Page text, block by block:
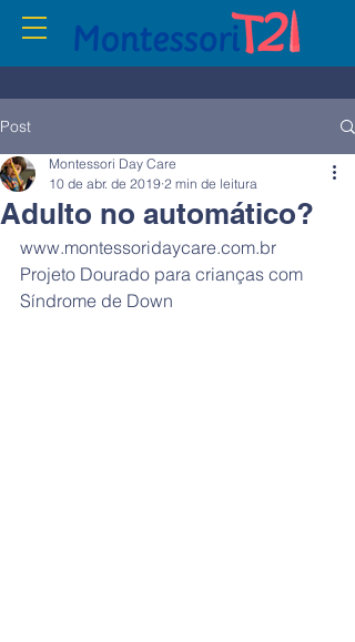
Post
Adulto no automático?
Montessori Day Care
10 de abr. de 2019 2 min de leitura
www.montessoridaycare.com.br
Projeto Dourado para crianças com
Síndrome de Down